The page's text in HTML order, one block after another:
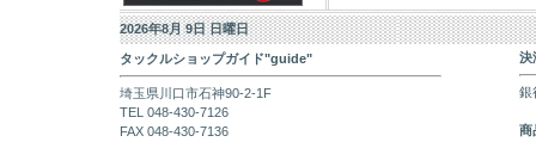
2026年8月 9日 日曜日
タックルショップガイド"guide"
埼玉県川口市石神90-2-1F
TEL 048-430-7126
FAX 048-430-7136
決
銀
商